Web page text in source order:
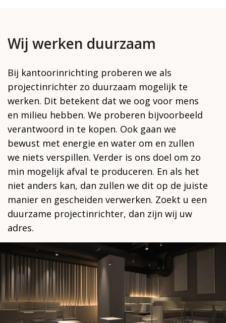
Wij werken duurzaam
Bij kantoorinrichting proberen we als
projectinrichter zo duurzaam mogelijk te
werken. Dit betekent dat we oog voor mens
en milieu hebben. We proberen bijvoorbeeld
verantwoord in te kopen. Ook gaan we
bewust met energie en water om en zullen
we niets verspillen. Verder is ons doel om zo
min mogelijk afval te produceren. En als het
niet anders kan, dan zullen we dit op de juiste
manier en gescheiden verwerken. Zoekt u een
duurzame projectinrichter, dan zijn wij uw
adres.